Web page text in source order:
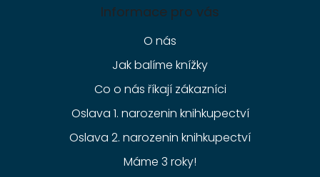
Informace pro vás
O nás
Jak balíme knížky
Co o nás říkají zákazníci
Oslava 1. narozenin knihkupectví
Oslava 2. narozenin knihkupectví
Máme 3 roky!